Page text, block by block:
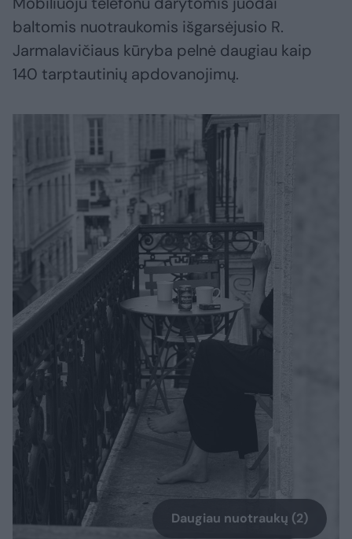
baltomis nuotraukomis išgarsėjusio R.
Jarmalavičiaus kūryba pelnė daugiau kaip
140 tarptautinių apdovanojimų.
Daugiau nuotraukų (2)